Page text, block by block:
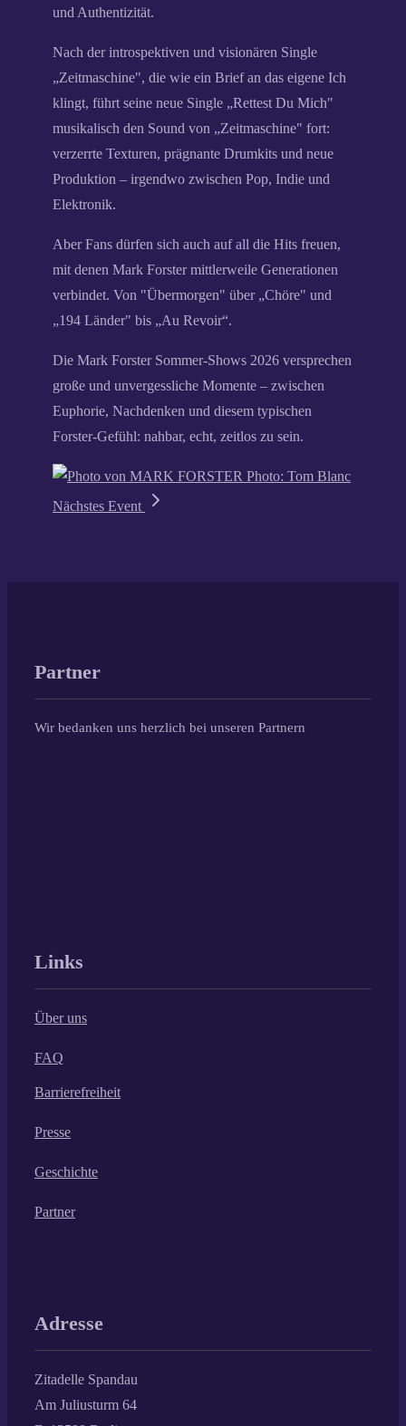
und Authentizität.
Nach der introspektiven und visionären Single
„Zeitmaschine", die wie ein Brief an das eigene Ich
klingt, führt seine neue Single „Rettest Du Mich"
musikalisch den Sound von „Zeitmaschine" fort:
verzerrte Texturen, prägnante Drumkits und neue
Produktion – irgendwo zwischen Pop, Indie und
Elektronik.
Aber Fans dürfen sich auch auf all die Hits freuen,
mit denen Mark Forster mittlerweile Generationen
verbindet. Von "Übermorgen" über „Chöre" und
„194 Länder" bis „Au Revoir“.
Die Mark Forster Sommer-Shows 2026 versprechen
große und unvergessliche Momente – zwischen
Euphorie, Nachdenken und diesem typischen
Forster-Gefühl: nahbar, echt, zeitlos zu sein.
Photo: Tom Blanc
Nächstes Event
Partner
Wir bedanken uns herzlich bei unseren Partnern
Links
Über uns
FAQ
Barrierefreiheit
Presse
Geschichte
Partner
Adresse
Zitadelle Spandau
Am Juliusturm 64